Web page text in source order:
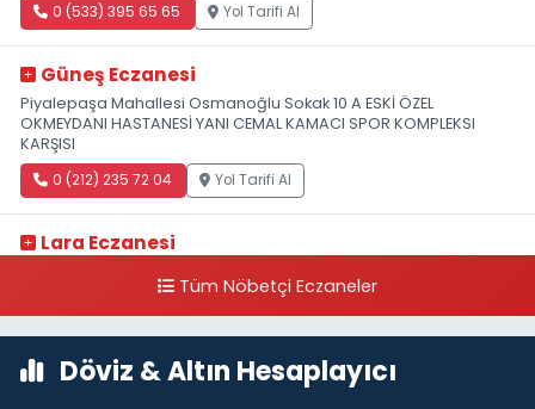
0 (533) 395 65 65 Yol Tarifi Al
Güneş Eczanesi
Piyalepaşa Mahallesi Osmanoğlu Sokak 10 A ESKİ ÖZEL
OKMEYDANI HASTANESİ YANI CEMAL KAMACI SPOR KOMPLEKSI
KARŞISI
0 (212) 235 72 04 Yol Tarifi Al
Lara Eczanesi
HASTANESİ KARŞISI
Tüm Nöbetçi Eczaneler
Döviz & Altın Hesaplayıcı